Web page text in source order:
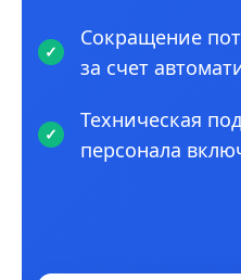
Сокращение
за счет
Техническая
персонала